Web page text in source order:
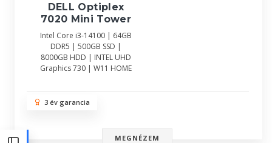
DELL Optiplex
7020 Mini Tower
Intel Core i3-14100 | 64GB
DDR5 | 500GB SSD |
8000GB HDD | INTEL UHD
Graphics 730 | W11 HOME
3 év garancia
MEGNÉZEM